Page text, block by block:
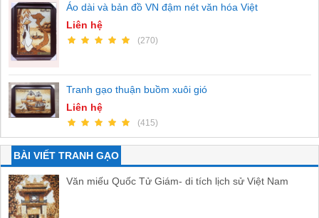
Áo dài và bản đồ VN đậm nét văn hóa Việt
Liên hệ
(270)
Tranh gạo thuận buồm xuôi gió
Liên hệ
(415)
BÀI VIẾT TRANH GẠO
Văn miếu Quốc Tử Giám- di tích lịch sử Việt Nam